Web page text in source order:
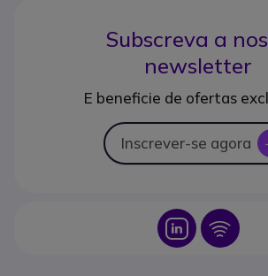
Subscreva a
newsletter
E beneficie de ofertas
Inscrever-se agora
Icon Icon